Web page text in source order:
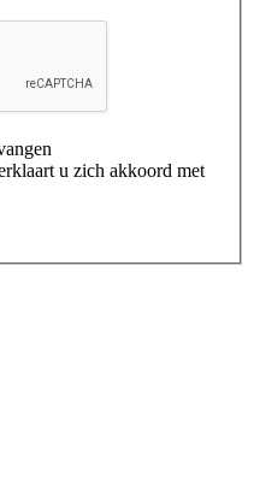
u zich akkoord met